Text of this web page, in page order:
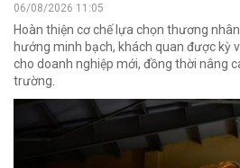
06/08/2026 11:05
Hoàn thiện cơ chế lựa chọn thương
hướng minh bạch, khách quan được kỳ
cho doanh nghiệp mới, đồng thời nâng
trường.